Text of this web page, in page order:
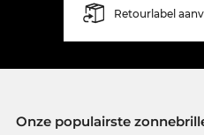
Retourlabel
Onze populairste